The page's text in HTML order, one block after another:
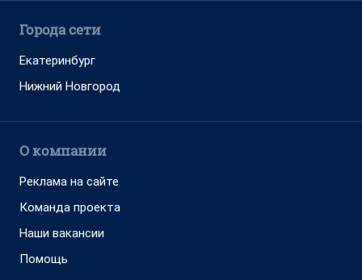
Города сети
Екатеринбург
Нижний Новгород
О компании
Реклама на сайте
Команда проекта
Наши вакансии
Помощь